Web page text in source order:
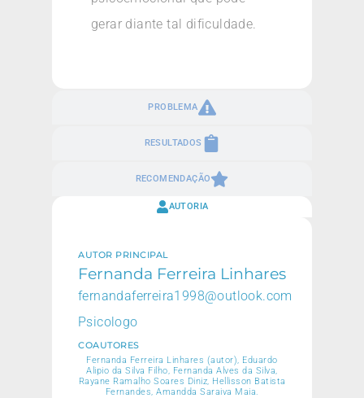
PROBLEMA
RESULTADOS
RECOMENDAÇÃO
gerar diante tal dificuldade.
AUTORIA
AUTOR PRINCIPAL
Fernanda Ferreira Linhares
fernandaferreira1998@outlook.com
Psicologo
COAUTORES
Fernanda Ferreira Linhares (autor), Eduardo
Alipio da Silva Filho, Fernanda Alves da Silva,
Rayane Ramalho Soares Diniz, Hellisson Batista
Fernandes, Amandda Saraiva Maia.